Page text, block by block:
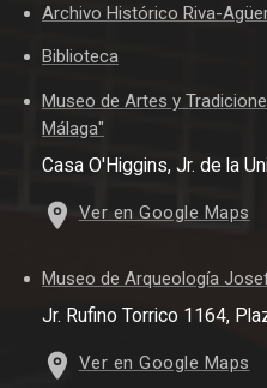
Archivo Histórico Riva-
Biblioteca
Museo de Artes y
Málaga"
Casa O'Higgins, Jr. de la
Ver en Google Maps
Museo de Arqueología
Jr. Rufino Torrico 1164,
Ver en Google Maps